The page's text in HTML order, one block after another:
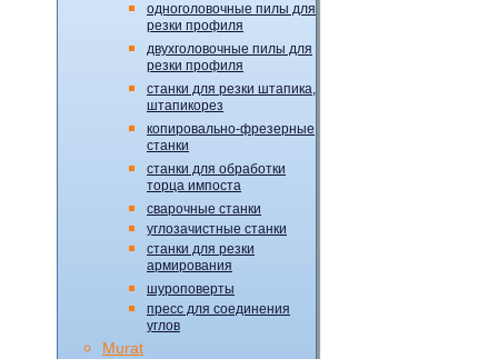
одноголовочные пилы для
резки профиля
двухголовочные пилы для
резки профиля
станки для резки штапика,
штапикорез
копировально-фрезерные
станки
станки для обработки
торца импоста
сварочные станки
углозачистные станки
станки для резки
армирования
шуроповерты
пресс для соединения
углов
Murat